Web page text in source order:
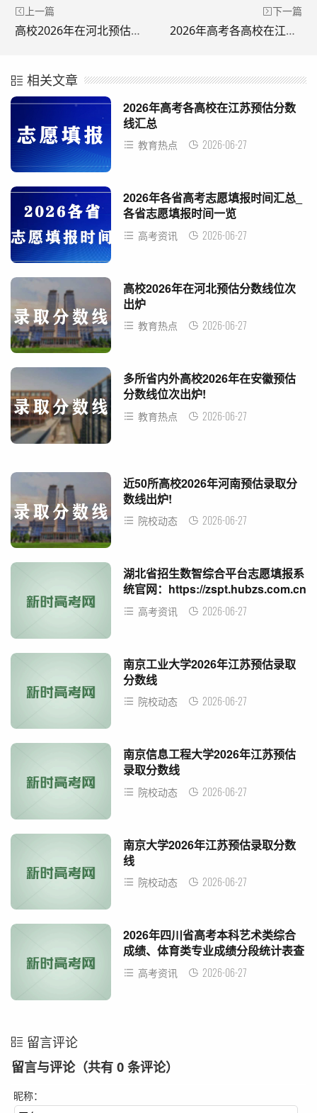
上一篇
高校2026年在河北预估分数线位次出炉
下一篇
2026年高考各高校在江苏预估分数线汇总
相关文章
2026年高考各高校在江苏预估分数
线汇总
教育热点 2026-06-27
2026年各省高考志愿填报时间汇总_
各省志愿填报时间一览
高考资讯 2026-06-27
高校2026年在河北预估分数线位次
出炉
教育热点 2026-06-27
多所省内外高校2026年在安徽预估
分数线位次出炉!
教育热点 2026-06-27
近50所高校2026年河南预估录取分
数线出炉!
院校动态 2026-06-27
湖北省招生数智综合平台志愿填报系
统官网：https://zspt.hubzs.com.cn
高考资讯 2026-06-27
南京工业大学2026年江苏预估录取
分数线
院校动态 2026-06-27
南京信息工程大学2026年江苏预估
录取分数线
院校动态 2026-06-27
南京大学2026年江苏预估录取分数
线
院校动态 2026-06-27
2026年四川省高考本科艺术类综合
成绩、体育类专业成绩分段统计表查
询入口
高考资讯 2026-06-27
留言评论
留言与评论（共有 0 条评论）
昵称：